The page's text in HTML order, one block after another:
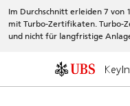
Im Durchschnitt erleiden 7 von
mit Turbo-Zertifikaten. Turbo-
und nicht für langfristige